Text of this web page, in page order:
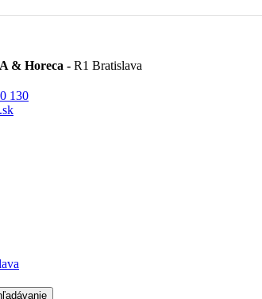
& Horeca - R1 Bratislava
130